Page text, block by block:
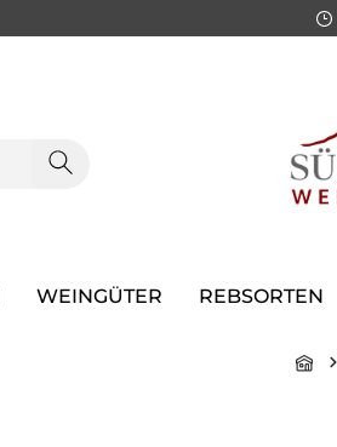
WEINGÜTER REBSORTEN